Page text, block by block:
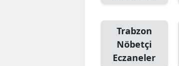
Trabzon
Nöbetçi
Eczaneler